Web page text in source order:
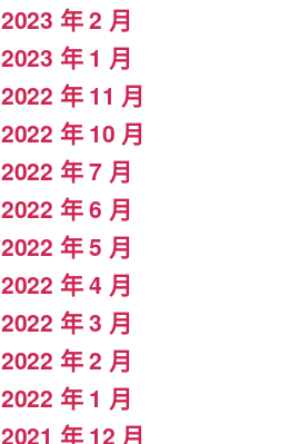
2023 年 2 月
2023 年 1 月
2022 年 11 月
2022 年 10 月
2022 年 7 月
2022 年 6 月
2022 年 5 月
2022 年 4 月
2022 年 3 月
2022 年 2 月
2022 年 1 月
2021 年 12 月